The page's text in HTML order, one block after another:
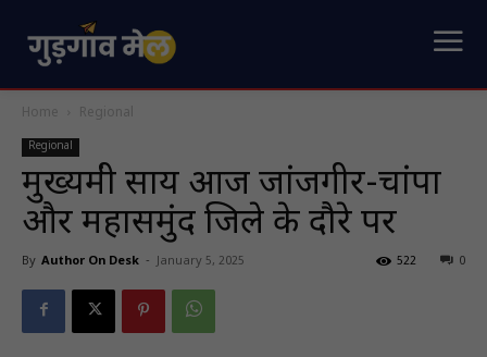
Home Regional
Regional
मुख्यमंत्री साय आज जांजगीर-चांपा
और महासमुंद जिले के दौरे पर
By Author On Desk - January 5, 2025 0
522